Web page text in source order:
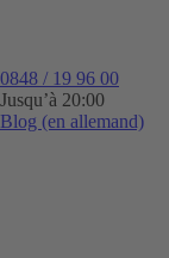
0848 / 19 96 00
Jusqu’à 20:00
Blog (en allemand)